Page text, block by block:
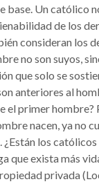
Un católico
de los
consideran los
no son suyos,
que solo se
anteriores al
el primer
nacen, ya no
los
que exista más
privada